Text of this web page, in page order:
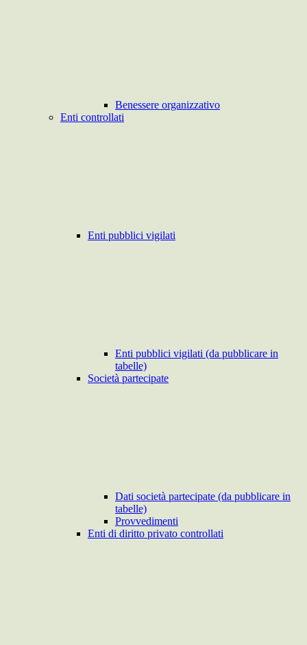
Benessere organizzativo
Enti controllati
Enti pubblici vigilati
Enti pubblici vigilati (da pubblicare in
tabelle)
Società partecipate
Dati società partecipate (da pubblicare in
tabelle)
Provvedimenti
Enti di diritto privato controllati